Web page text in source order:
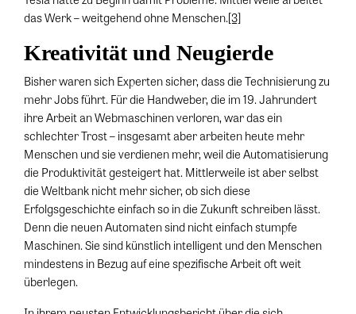
das Werk – weitgehend ohne Menschen.[3]
Kreativität und Neugierde
Bisher waren sich Experten sicher, dass die Technisierung zu
mehr Jobs führt. Für die Handweber, die im 19. Jahrundert
ihre Arbeit an Webmaschinen verloren, war das ein
schlechter Trost – insgesamt aber arbeiten heute mehr
Menschen und sie verdienen mehr, weil die Automatisierung
die Produktivität gesteigert hat. Mittlerweile ist aber selbst
die Weltbank nicht mehr sicher, ob sich diese
Erfolgsgeschichte einfach so in die Zukunft schreiben lässt.
Denn die neuen Automaten sind nicht einfach stumpfe
Maschinen. Sie sind künstlich intelligent und den Menschen
mindestens in Bezug auf eine spezifische Arbeit oft weit
überlegen.